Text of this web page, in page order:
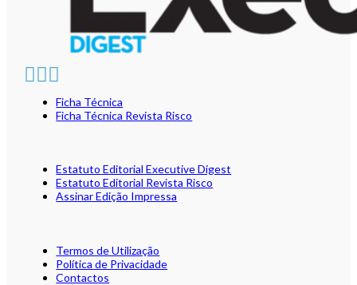
Ficha Técnica
Ficha Técnica Revista Risco
Estatuto Editorial Executive Digest
Estatuto Editorial Revista Risco
Assinar Edição Impressa
Termos de Utilização
Política de Privacidade
Contactos